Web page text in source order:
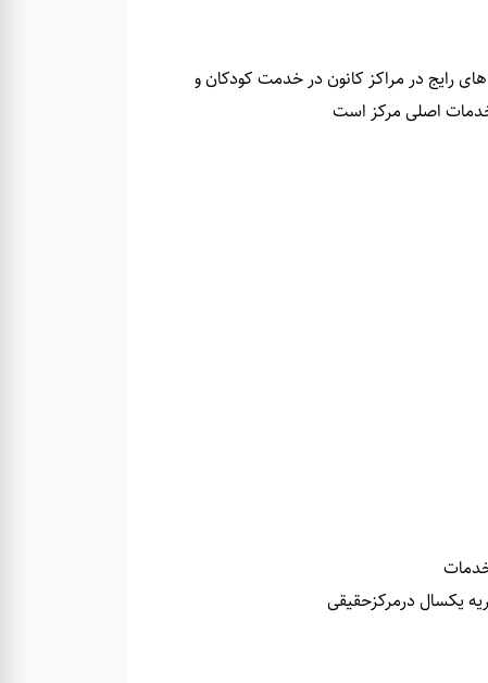
برنامه های رایج در مراکز کانون در خدمت کودکان و
خدمات اصلی مرکز است